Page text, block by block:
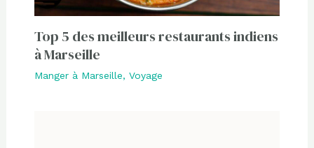
Top 5 des meilleurs restaurants indiens
à Marseille
Manger à Marseille, Voyage